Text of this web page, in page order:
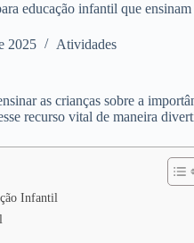
educação infantil que
2025 Atividades
as crianças sobre a
recurso vital de maneira
Infantil